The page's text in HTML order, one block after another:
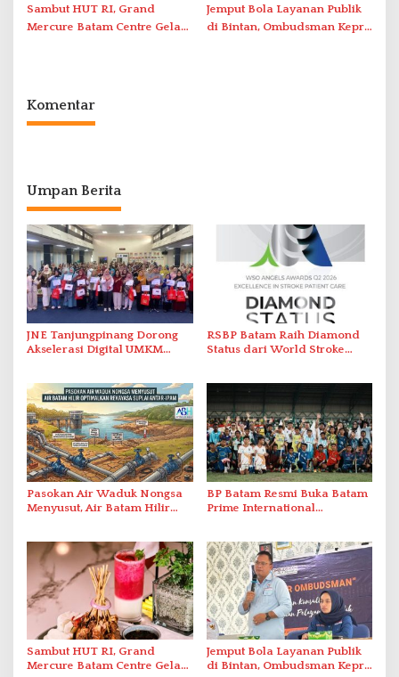
Sambut HUT RI, Grand
Mercure Batam Centre Gelar
Jemput Bola Layanan Publik
di Bintan, Ombudsman Kepri
Komentar
Umpan Berita
JNE Tanjungpinang Dorong
Akselerasi Digital UMKM
RSBP Batam Raih Diamond
Status dari World Stroke
Berstandar Internasional
Pasokan Air Waduk Nongsa
Menyusut, Air Batam Hilir
BP Batam Resmi Buka Batam
Prime International
Abdul Jamal
Sambut HUT RI, Grand
Mercure Batam Centre Gelar
Jemput Bola Layanan Publik
di Bintan, Ombudsman Kepri